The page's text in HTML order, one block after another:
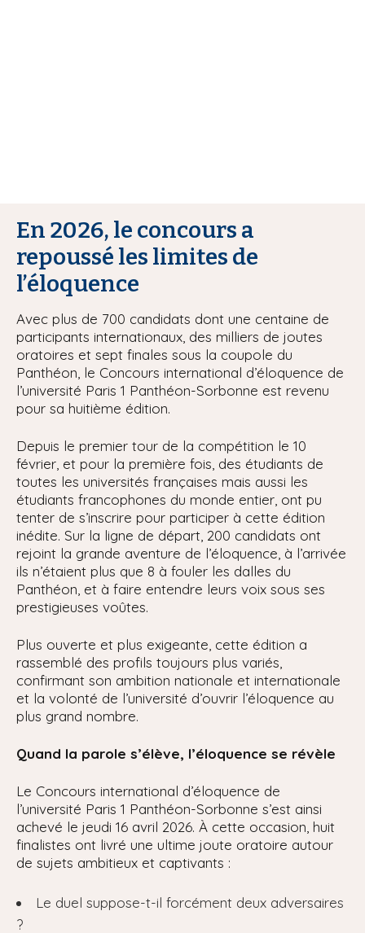
En 2026, le concours a
repoussé les limites de
l’éloquence
Avec plus de 700 candidats dont une centaine de
participants internationaux, des milliers de joutes
oratoires et sept finales sous la coupole du
Panthéon, le Concours international d’éloquence de
l’université Paris 1 Panthéon-Sorbonne est revenu
pour sa huitième édition.
Depuis le premier tour de la compétition le 10
février, et pour la première fois, des étudiants de
toutes les universités françaises mais aussi les
étudiants francophones du monde entier, ont pu
tenter de s’inscrire pour participer à cette édition
inédite. Sur la ligne de départ, 200 candidats ont
rejoint la grande aventure de l’éloquence, à l’arrivée
ils n’étaient plus que 8 à fouler les dalles du
Panthéon, et à faire entendre leurs voix sous ses
prestigieuses voûtes.
Plus ouverte et plus exigeante, cette édition a
rassemblé des profils toujours plus variés,
confirmant son ambition nationale et internationale
et la volonté de l’université d’ouvrir l’éloquence au
plus grand nombre.
Quand la parole s’élève, l’éloquence se révèle
Le Concours international d’éloquence de
l’université Paris 1 Panthéon-Sorbonne s’est ainsi
achevé le jeudi 16 avril 2026. À cette occasion, huit
finalistes ont livré une ultime joute oratoire autour
de sujets ambitieux et captivants :
Le duel suppose-t-il forcément deux adversaires
?